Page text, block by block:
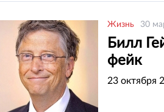
Жизнь 30
Билл
фейк
23 октября